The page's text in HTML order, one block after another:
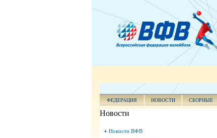
ФЕДЕРАЦИЯ НОВОСТИ СБОРНЫЕ
Новости
Новости ВФВ